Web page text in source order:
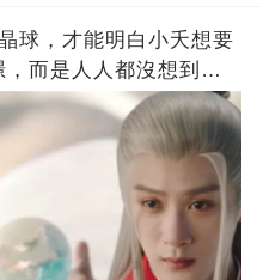
球，才能明白小夭想要
而是人人都沒想到的